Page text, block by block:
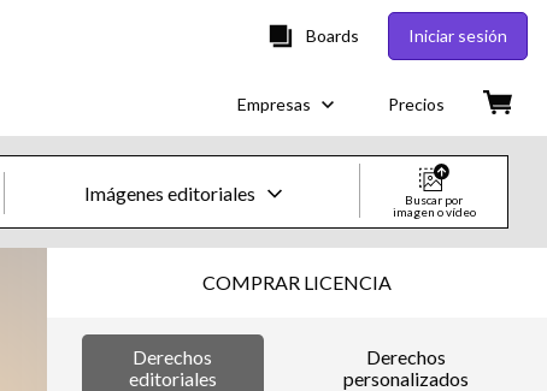
Boards Iniciar sesión
Empresas Precios
Imágenes editoriales
Imágenes
Creative
Buscar por
imagen o vídeo
COMPRAR LICENCIA
Derechos
editoriales
Derechos
personalizados